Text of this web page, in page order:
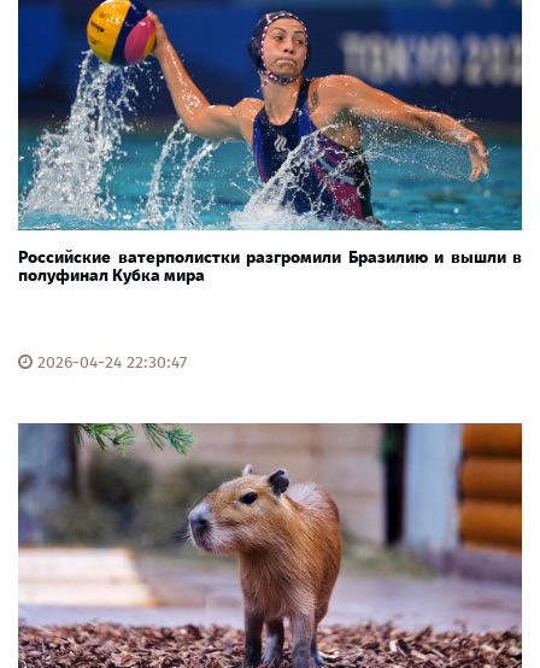
Российские ватерполистки разгромили Бразилию и вышли в
полуфинал Кубка мира
2026-04-24 22:30:47